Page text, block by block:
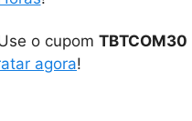
o cupom TBTCOM30
agora!